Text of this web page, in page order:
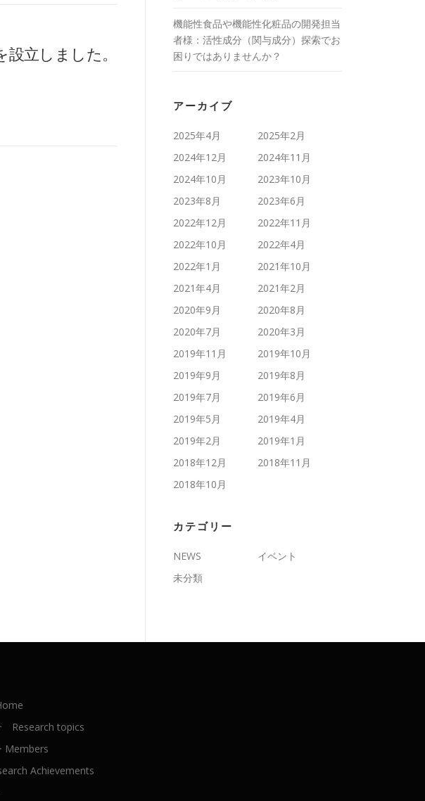
立しました。
機能性食品や機能性化粧品の開発担当
者様：活性成分（関与成分）探索でお
困りではありませんか？
アーカイブ
2025年4月
2025年2月
2024年12月
2024年11月
2024年10月
2023年10月
2023年8月
2023年6月
2022年12月
2022年11月
2022年10月
2022年4月
2022年1月
2021年10月
2021年4月
2021年2月
2020年9月
2020年8月
2020年7月
2020年3月
2019年11月
2019年10月
2019年9月
2019年8月
2019年7月
2019年6月
2019年5月
2019年4月
2019年2月
2019年1月
2018年12月
2018年11月
2018年10月
カテゴリー
NEWS
イベント
未分類
Research topics
Members
Achievements